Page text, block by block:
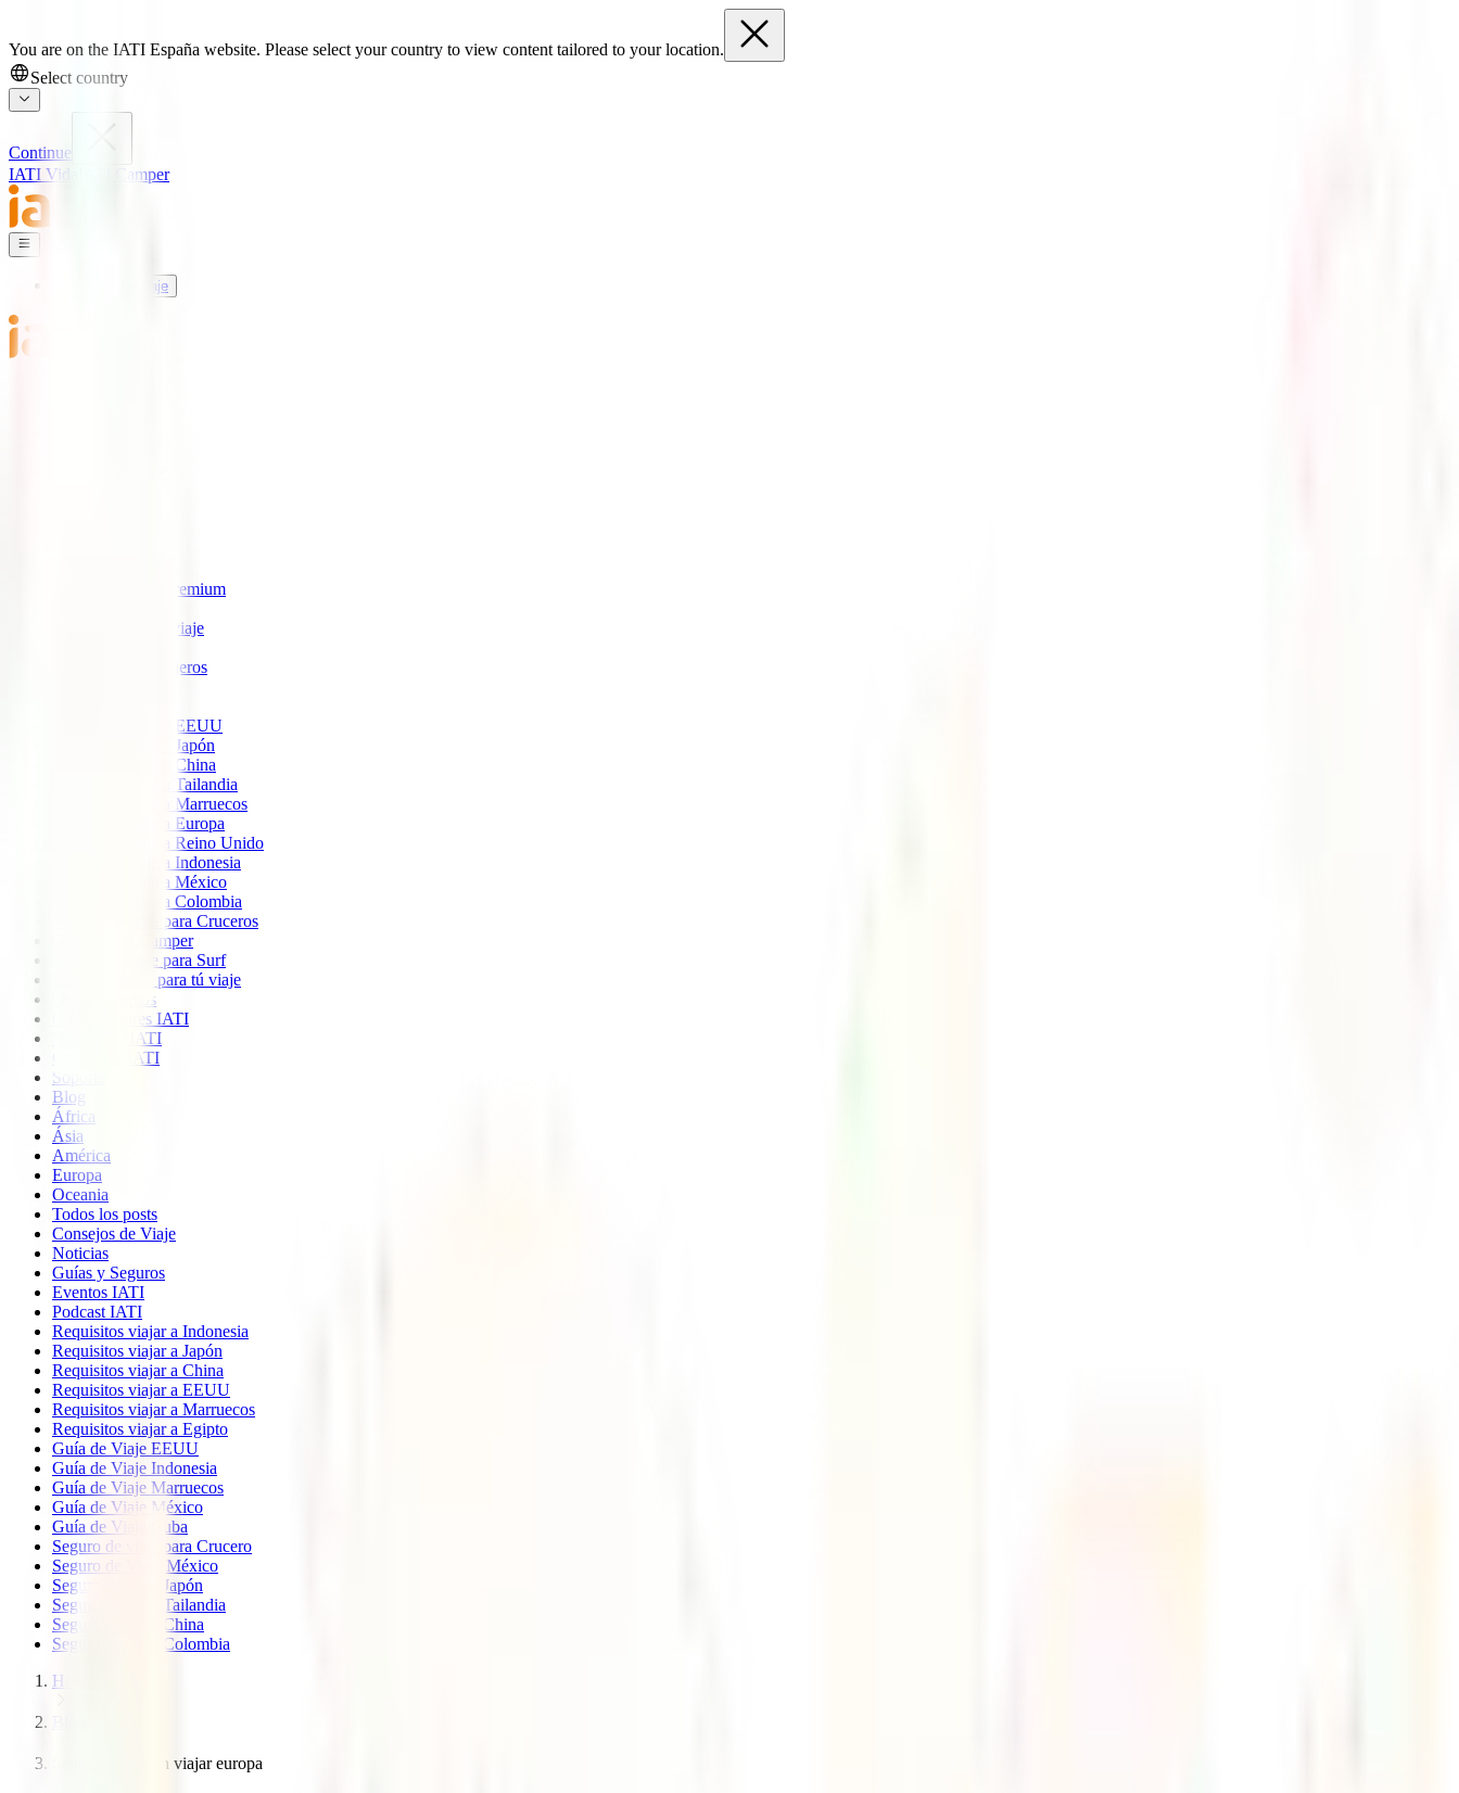
You are on the IATI España website. Please select your country to view content tailored to your location.
Select country
Continue
IATI Vida
IATI Camper
Seguros de Viaje
IATI Anulación Premium
IATI Anual Multiviaje
IATI Grandes Viajeros
Seguro de viaje a EEUU
Seguro de viaje a Japón
Seguro de viaje a China
Seguro de viaje a Tailandia
Seguro de viaje a Marruecos
Seguro de viaje a Europa
Seguro de viaje a Reino Unido
Seguro de viaje a Indonesia
Seguro de viaje a México
Seguro de viaje a Colombia
Seguro de viaje para Cruceros
Seguro para Camper
Seguro de viaje para Surf
Imprescindible para tú viaje
Quiénes somos
Colaboradores IATI
Descuento IATI
Opiniones IATI
Soporte
Blog
África
Ásia
América
Europa
Oceania
Todos los posts
Consejos de Viaje
Noticias
Guías y Seguros
Eventos IATI
Podcast IATI
Requisitos viajar a Indonesia
Requisitos viajar a Japón
Requisitos viajar a China
Requisitos viajar a EEUU
Requisitos viajar a Marruecos
Requisitos viajar a Egipto
Guía de Viaje EEUU
Guía de Viaje Indonesia
Guía de Viaje Marruecos
Guía de Viaje México
Guía de Viaje Cuba
Seguro de viaje para Crucero
Seguro de Viaje México
Seguro de viaje Japón
Seguro de viaje Tailandia
Seguro de viaje China
Seguro de viaje Colombia
Home
Seguro schengen viajar europa